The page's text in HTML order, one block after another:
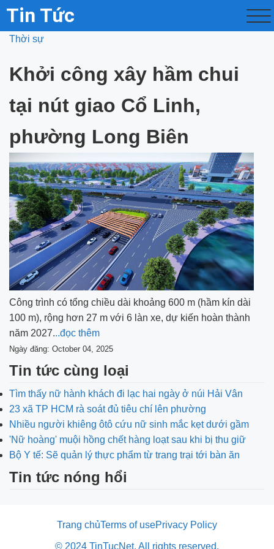
Tin Tức
Thời sự
Khởi công xây hầm chui
tại nút giao Cổ Linh,
phường Long Biên
Công trình có tổng chiều dài khoảng 600 m (hầm kín dài
100 m), rộng hơn 27 m với 6 làn xe, dự kiến hoàn thành
năm 2027...đọc thêm
Ngày đăng: October 04, 2025
Tin tức cùng loại
Tìm thấy nữ hành khách đi lạc hai ngày ở núi Hải Vân
23 xã TP HCM rà soát đủ tiêu chí lên phường
Nhiều người khiêng ôtô cứu nữ sinh mắc kẹt dưới gầm
'Nữ hoàng' muội hồng chết hàng loạt sau khi bị thu giữ
Bộ Y tế: Sẽ quản lý thực phẩm từ trang trại tới bàn ăn
Tin tức nóng hổi
Trang chủTerms of usePrivacy Policy
© 2024 TinTucNet. All rights reserved.